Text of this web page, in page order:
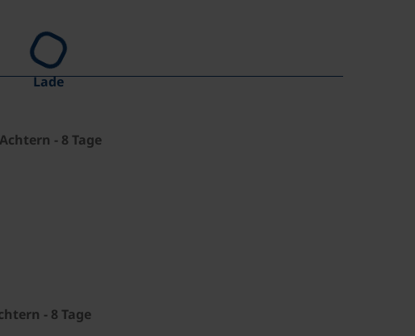
Lade
- 8 Tage
- 8 Tage